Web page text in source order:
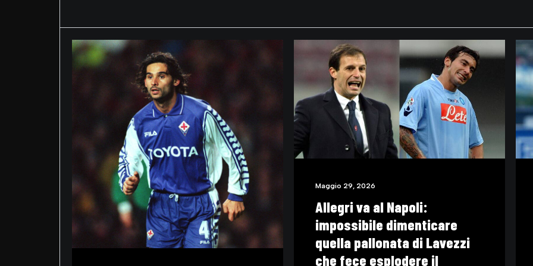
Maggio 29, 2026
Allegri va al Napoli:
impossibile dimenticare
quella pallonata di Lavezzi
Maggio 16, 2026
Il motivo per cui Roberto
Baggio è rimasto immortale
(VIDEO)